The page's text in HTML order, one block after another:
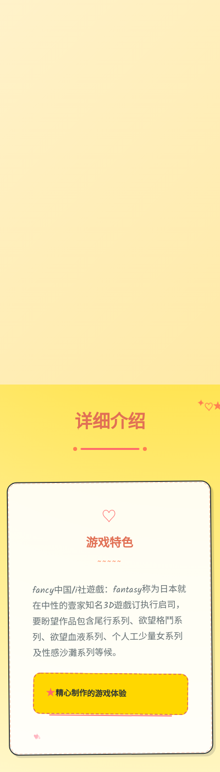
详细介绍
✦♡
♡
游戏特色
~~~~~
fancy中国/i社遊戲：fantasy称为日本就
在中性的壹家知名3D遊戲订执行启司，
要盼望作品包含尾行系列、欲望格鬥系
列、欲望血液系列、个人工少量女系列
及性感沙灘系列等候。
★精心制作的游戏体验
♥
✧
→